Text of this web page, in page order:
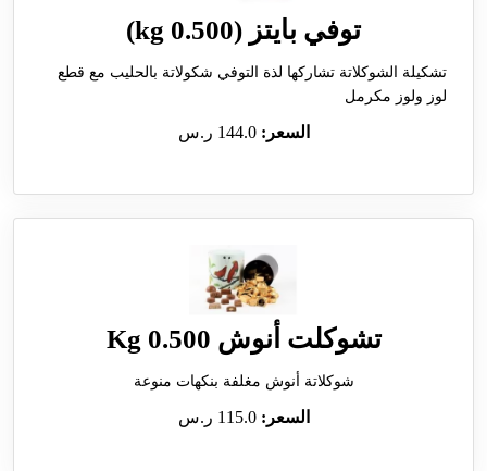
توفي بايتز (0.500 kg)
تشكيلة الشوكلاتة تشاركها لذة التوفي شكولاتة بالحليب مع قطع
لوز ولوز مكرمل
السعر:144.0 ر.س
تشوكلت أنوش 0.500 Kg
شوكلاتة أنوش مغلفة بنكهات منوعة
السعر:115.0 ر.س